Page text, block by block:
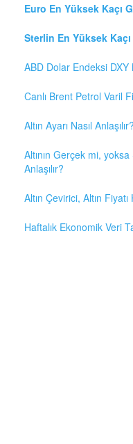
Euro En Yüksek Kaçı
Sterlin En Yüksek
ABD Dolar Endeksi
Canlı Brent Petrol Varil
Altın Ayarı Nasıl Anlaşılır?
Altının Gerçek mi,
Anlaşılır?
Altın Çevirici, Altın
Haftalık Ekonomik Veri